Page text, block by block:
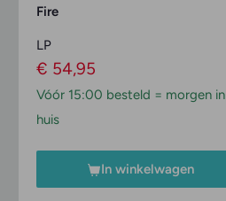
Fire
LP
Verkoopprijs
€ 54,95
Vóór 15:00 besteld = morgen in
huis
In winkelwagen